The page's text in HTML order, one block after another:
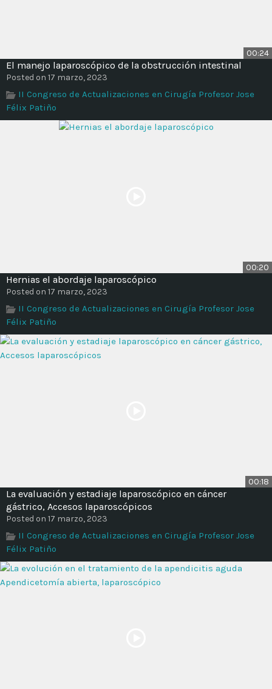
00:24
El manejo laparoscópico de la obstrucción intestinal
Posted on 17 marzo, 2023
II Congreso de Actualizaciones en Cirugía Profesor Jose
Félix Patiño
00:20
Hernias el abordaje laparoscópico
Posted on 17 marzo, 2023
II Congreso de Actualizaciones en Cirugía Profesor Jose
Félix Patiño
00:18
La evaluación y estadiaje laparoscópico en cáncer
gástrico, Accesos laparoscópicos
Posted on 17 marzo, 2023
II Congreso de Actualizaciones en Cirugía Profesor Jose
Félix Patiño